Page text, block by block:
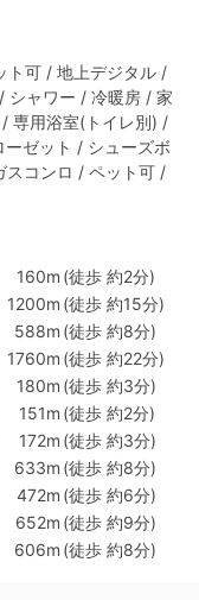
ト可 / 地上デジタル /
シャワー / 冷暖房 / 家
専用浴室(トイレ別) /
ゼット / シューズボ
スコンロ / ペット可 /
160m (徒歩 約2分)
1200m (徒歩 約15分)
588m (徒歩 約8分)
1760m (徒歩 約22分)
180m (徒歩 約3分)
151m (徒歩 約2分)
172m (徒歩 約3分)
633m (徒歩 約8分)
472m (徒歩 約6分)
652m (徒歩 約9分)
606m (徒歩 約8分)